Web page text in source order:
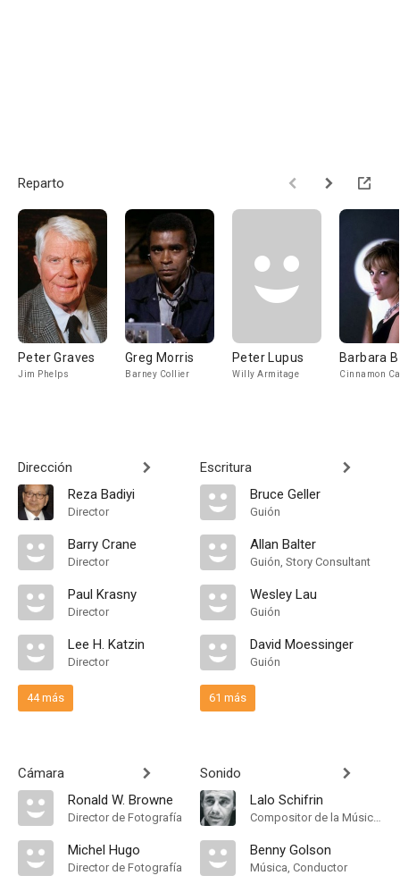
Reparto
Peter Graves
Jim Phelps
Greg Morris
Barney Collier
Peter Lupus
Willy Armitage
Barbara
Cinnamon
Dirección
Reza Badiyi
Director
Barry Crane
Director
Paul Krasny
Director
Lee H. Katzin
Director
44 más
Cámara
Ronald W. Browne
Director de Fotografía
Michel Hugo
Director de Fotografía
Escritura
Bruce Geller
Guión
Allan Balter
Guión, Story Consultant
Wesley Lau
Guión
David Moessinger
Guión
61 más
Sonido
Lalo Schifrin
Compositor de la Música Original, Main Title Theme Composer
Benny Golson
Música, Conductor